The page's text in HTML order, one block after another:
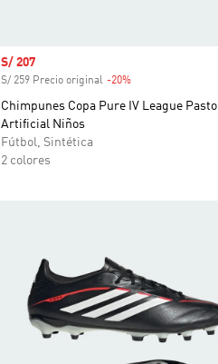
Precio de venta
S/ 207
S/ 259 Precio original -20%
Chimpunes Copa Pure IV League Pasto
Artificial Niños
Fútbol, Sintética
2 colores